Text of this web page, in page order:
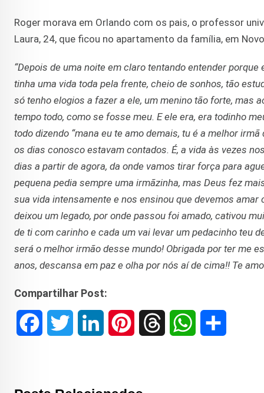
Roger morava em Orlando com os pais, o professor
Laura, 24, que ficou no apartamento da família, em
“Depois de uma noite em claro tentando entender
tinha uma vida toda pela frente, cheio de sonhos, tão
só tenho elogios a fazer a ele, um menino tão forte, mas
tempo todo, como se fosse meu. E ele era, era todinho
todo dizendo “mana eu te amo demais, tu é a melhor
os dias conosco estavam contados. É, a vida às vezes
dias a partir de agora, da onde vamos tirar força para
pequena pedia sempre uma irmãzinha, mas Deus fez
sua vida intensamente e nos ensinou que devemos
deixou um legado, por onde passou foi amado, cativou
de ti com carinho e cada um vai levar um pedacinho teu
será o melhor irmão desse mundo! Obrigada por ter me
anos, descansa em paz e olha por nós aí de cima!! Te
Compartilhar Post: